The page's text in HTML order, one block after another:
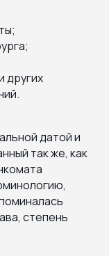
других
датой и
так же, как
степень